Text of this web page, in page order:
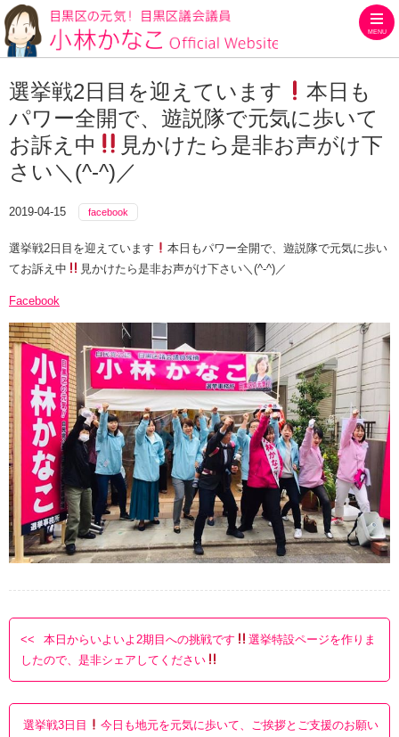
MENU
選挙戦2日目を迎えています
本日も
パワー全開で、遊説隊で元気に歩いて
お訴え中
見かけたら是非お声がけ下
さい＼(^-^)／
2019-04-15 facebook
選挙戦2日目を迎えています
本日もパワー全開で、遊説隊で元気に歩い
てお訴え中
見かけたら是非お声がけ下さい＼(^-^)／
Facebook
本日からいよいよ2期目への挑戦です
選挙特設ページを作りま
したので、是非シェアしてください
選挙戦3日目
今日も地元を元気に歩いて、ご挨拶とご支援のお願い